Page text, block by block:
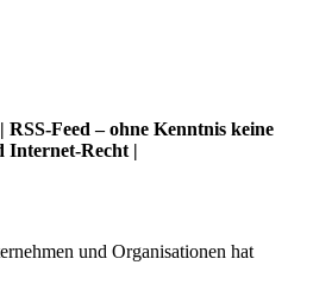
Feed – ohne Kenntnis keine
Internet-Recht |
und Organisationen hat